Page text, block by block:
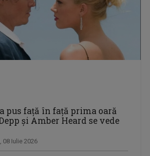
pus faţă în faţă prima oară
şi Amber Heard se vede
08 Iulie 2026